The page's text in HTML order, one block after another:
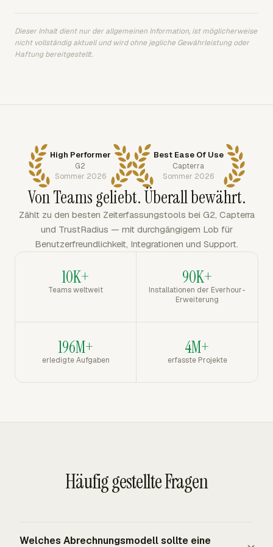
Dieser Inhalt dient nur der allgemeinen Information, ist möglicherweise
nicht vollständig aktuell und wird ohne jegliche Gewährleistung oder
Haftung bereitgestellt.
High Performer
G2
Sommer 2026
Best Ease Of Use
Capterra
Sommer 2026
Von Teams geliebt. Überall bewährt.
Zählt zu den besten Zeiterfassungstools bei G2, Capterra
und TrustRadius — mit durchgängigem Lob für
Benutzerfreundlichkeit, Integrationen und Support.
10K+
Teams weltweit
90K+
Installationen der Everhour-
Erweiterung
196M+
erledigte Aufgaben
4M+
erfasste Projekte
Häufig gestellte Fragen
Welches Abrechnungsmodell sollte eine